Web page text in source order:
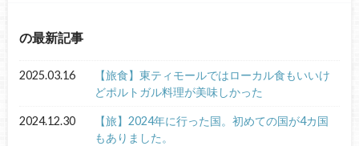
の最新記事
2025.03.16
【旅食】東ティモールではローカル食もいいけ
どポルトガル料理が美味しかった
2024.12.30
【旅】2024年に行った国。初めての国が4カ国
もありました。